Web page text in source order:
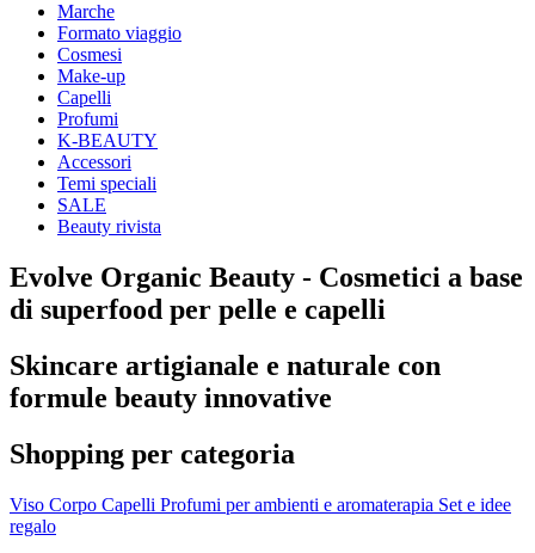
Marche
Formato viaggio
Cosmesi
Make-up
Capelli
Profumi
K-BEAUTY
Accessori
Temi speciali
SALE
Beauty rivista
Evolve Organic Beauty - Cosmetici a base
di superfood per pelle e capelli
Skincare artigianale e naturale con
formule beauty innovative
Shopping per categoria
Viso Corpo Capelli Profumi per ambienti e aromaterapia Set e idee
regalo